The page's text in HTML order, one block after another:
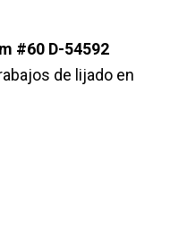
#60 D-54592
de lijado en